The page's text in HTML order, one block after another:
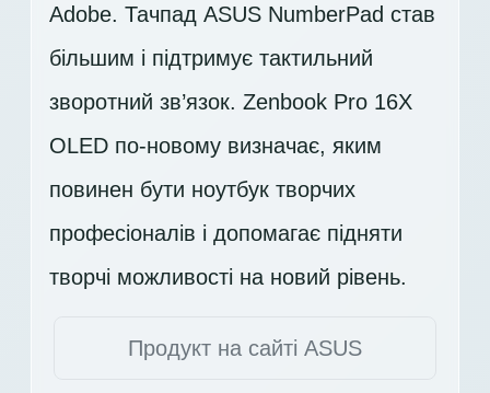
Adobe. Тачпад ASUS NumberPad став
більшим і підтримує тактильний
зворотний зв’язок. Zenbook Pro 16X
OLED по-новому визначає, яким
повинен бути ноутбук творчих
професіоналів і допомагає підняти
творчі можливості на новий рівень.
Продукт на сайті ASUS